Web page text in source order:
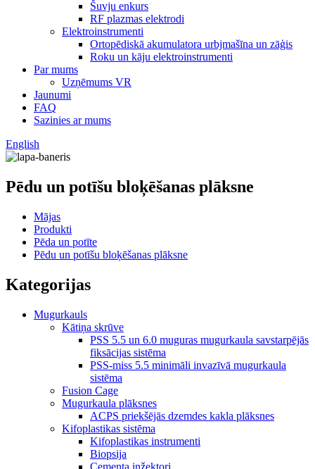
Šuvju enkurs
RF plazmas elektrodi
Elektroinstrumenti
Ortopēdiskā akumulatora urbjmašīna un zāģis
Roku un kāju elektroinstrumenti
Par mums
Uzņēmums VR
Jaunumi
FAQ
Sazinies ar mums
English
Pēdu un potīšu bloķēšanas plāksne
Mājas
Produkti
Pēda un potīte
Pēdu un potīšu bloķēšanas plāksne
Kategorijas
Mugurkauls
Kātiņa skrūve
PSS 5.5 un 6.0 muguras mugurkaula savstarpējās
fiksācijas sistēma
PSS-miss 5.5 minimāli invazīvā mugurkaula
sistēma
Fusion Cage
Mugurkaula plāksnes
ACPS priekšējās dzemdes kakla plāksnes
Kifoplastikas sistēma
Kifoplastikas instrumenti
Biopsija
Cementa inžektori